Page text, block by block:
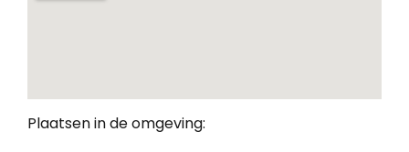
Plaatsen in de omgeving: